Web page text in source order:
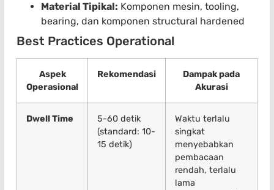
Material Tipikal: Komponen mesin, tooling,
bearing, dan komponen structural hardened
Best Practices Operational
Aspek
Operasional
Rekomendasi
Dampak pada
Akurasi
Dwell Time
5-60 detik
(standard: 10-
15 detik)
Waktu terlalu
singkat
menyebabkan
pembacaan
rendah, terlalu
lama